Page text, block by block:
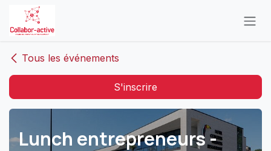
Se rendre au contenu
Tous les événements
S'inscrire
Lunch entrepreneurs -